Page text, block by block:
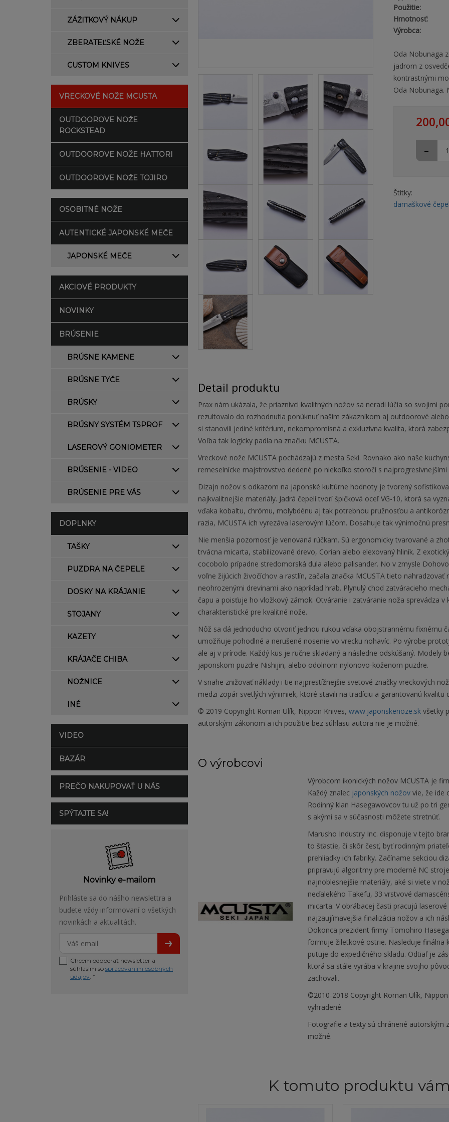
ZÁŽITKOVÝ NÁKUP
ZBERATEĽSKÉ NOŽE
CUSTOM KNIVES
VRECKOVÉ NOŽE MCUSTA
OUTDOOROVE NOŽE
ROCKSTEAD
OUTDOOROVE NOŽE HATTORI
OUTDOOROVE NOŽE TOJIRO
OSOBITNÉ NOŽE
AUTENTICKÉ JAPONSKÉ MEČE
JAPONSKÉ MEČE
AKCIOVÉ PRODUKTY
NOVINKY
BRÚSENIE
BRÚSNE KAMENE
BRÚSNE TYČE
BRÚSKY
BRÚSNY SYSTÉM TSPROF
LASEROVÝ GONIOMETER
BRÚSENIE - VIDEO
BRÚSENIE PRE VÁS
DOPLNKY
TAŠKY
PUZDRA NA ČEPELE
DOSKY NA KRÁJANIE
STOJANY
KAZETY
KRÁJAČE CHIBA
NOŽNICE
INÉ
VIDEO
BAZÁR
PREČO NAKUPOVAŤ U NÁS
SPÝTAJTE SA!
Novinky e-mailom
Prihláste sa do nášho newslettra a
budete vždy informovaní o všetkých
novinkách a aktualitách.
Chcem odoberať newsletter a
súhlasím so spracovaním osobných
údajov. *
Použitie:
Hmotnosť:
Výrobca:
Oda Nobunaga
jadrom z
kontrastnými
Oda Nobunaga.
-
Štítky:
damaškové
Detail produktu
Prax nám ukázala, že priaznivci kvalitných nožov sa neradi lúčia so svojimi
rezultovalo do rozhodnutia ponúknuť našim zákazníkom aj outdoorové
si stanovili jediné kritérium, nekompromisná a exkluzívna kvalita, ktorá
Voľba tak logicky padla na značku MCUSTA.
Vreckové nože MCUSTA pochádzajú z mesta Seki. Rovnako ako naše
remeselnícke majstrovstvo dedené po niekoľko storočí s
Dizajn nožov s odkazom na japonské kultúrne hodnoty je tvorený
najkvalitnejšie materiály. Jadrá čepelí tvorí špičková oceľ VG-10, ktorá sa
vďaka kobaltu, chrómu, molybdénu aj tak potrebnou pružnosťou a
razia, MCUSTA ich vyrezáva laserovým lúčom. Dosahuje tak výnimočnú
Nie menšia pozornosť je venovaná rúčkam. Sú ergonomicky tvarované a
trvácna micarta, stabilizované drevo, Corian alebo elexovaný hliník. Z
cocobolo prípadne stredomorská dula alebo palisander. No v zmysle
voľne žijúcich živočíchov a rastlín, začala značka MCUSTA tieto
neohrozenými drevinami ako napríklad hrab. Plynulý chod zatváracieho
čapu a poisťuje ho vložkový zámok. Otváranie i zatváranie noža sprevádza
charakteristické pre kvalitné nože.
Nôž sa dá jednoducho otvoriť jednou rukou vďaka obojstrannému fixnému
umožňuje pohodlné a nerušené nosenie vo vrecku nohavíc. Po výrobe
ale aj v prírode. Každý kus je ručne skladaný a následne odskúšaný.
japonskom puzdre Nishijin, alebo odolnom nylonovo-koženom puzdre.
V snahe znižovať náklady i tie najprestížnejšie svetové značky vreckových
medzi zopár svetlých výnimiek, ktoré stavili na tradíciu a garantovanú kvalitu
© 2019 Copyright Roman Ulík, Nippon Knives, www.japonskenoze.skvšetky
autorským zákonom a ich použitie bez súhlasu autora nie je možné.
O výrobcovi
Výrobcom ikonických nožov MCUSTA je
Každý znalec japonských nožovvie, že ide
Rodinný klan Hasegawovcov tu už po tri
s akými sa v súčasnosti môžete stretnúť.
Marusho Industry Inc. disponuje v tejto
to šťastie, či skôr česť, byť rodinným
prehliadky ich fabriky. Začíname sekciou
pripravujú algoritmy pre moderné NC
najnoblesnejšie materiály, aké si viete v
neďalekého Takefu, 33 vrstvové
micarta. V obrábacej časti pracujú
najzaujímavejšia finalizácia nožov a ich
Dokonca prezident firmy Tomohiro
formuje žiletkové ostrie. Nasleduje finálna
putuje do expedičného skladu. Odtiaľ je
ktorá sa stále vyrába v krajine svojho
zachovali.
©2010-2018 Copyright Roman Ulík,
vyhradené
Fotografie a texty sú chránené autorským
možné.
K tomuto produktu